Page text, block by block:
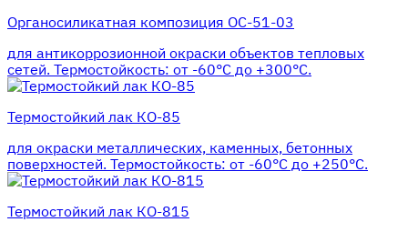
Органосиликатная композиция ОС-51-03
для антикоррозионной окраски объектов тепловых
сетей. Термостойкость: от -60°С до +300°С.
Термостойкий лак КО-85
для окраски металлических, каменных, бетонных
поверхностей. Термостойкость: от -60°С до +250°С.
Термостойкий лак КО-815